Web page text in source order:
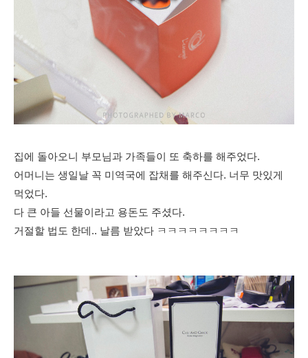
집에 돌아오니 부모님과 가족들이 또 축하를 해주었다.
어머니는 생일날 꼭 미역국에 잡채를 해주신다. 너무 맛있게
먹었다.
다 큰 아들 선물이라고 용돈도 주셨다.
거절할 법도 한데.. 날름 받았다 ㅋㅋㅋㅋㅋㅋㅋㅋ